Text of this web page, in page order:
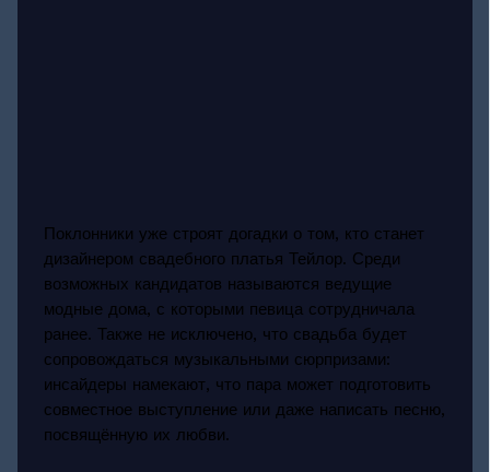
Поклонники уже строят догадки о том, кто станет
дизайнером свадебного платья Тейлор. Среди
возможных кандидатов называются ведущие
модные дома, с которыми певица сотрудничала
ранее. Также не исключено, что свадьба будет
сопровождаться музыкальными сюрпризами:
инсайдеры намекают, что пара может подготовить
совместное выступление или даже написать песню,
посвящённую их любви.